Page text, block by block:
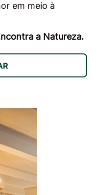
em meio à
a Natureza.